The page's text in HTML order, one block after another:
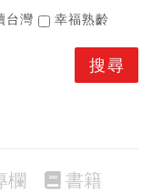
台灣 幸福熟齡
欄 書籍